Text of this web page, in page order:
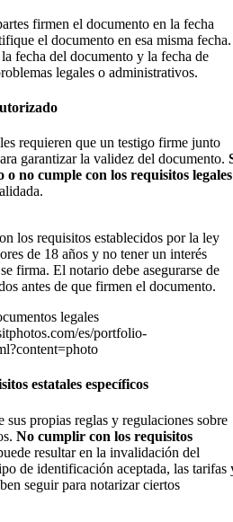
firmen el documento en la fecha
el documento en esa misma fecha.
fecha del documento y la fecha de
legales o administrativos.
requieren que un testigo firme junto
garantizar la validez del documento.
o no cumple con los requisitos legales
los requisitos establecidos por la ley
de 18 años y no tener un interés
firma. El notario debe asegurarse de
antes de que firmen el documento.
es/portfolio-
estatales específicos
propias reglas y regulaciones sobre
No cumplir con los requisitos
resultar en la invalidación del
de identificación aceptada, las tarifas
seguir para notarizar ciertos